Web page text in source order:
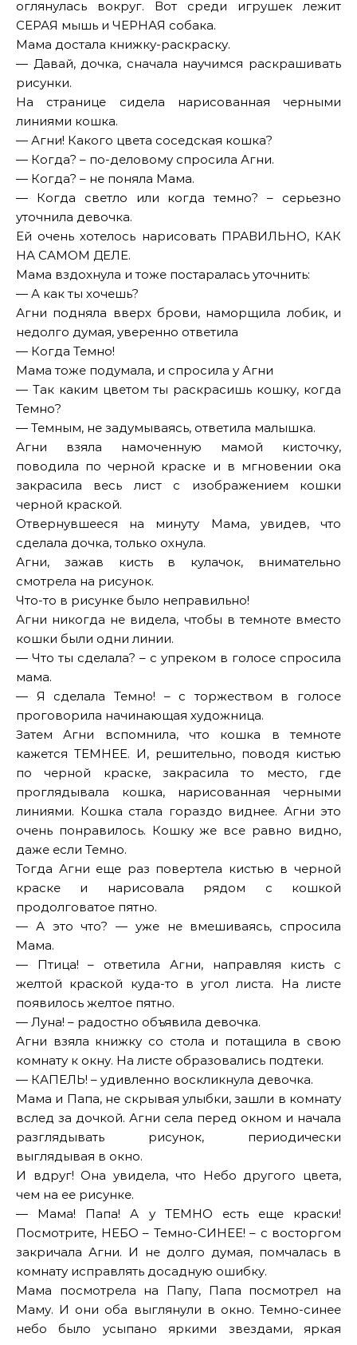
оглянулась вокруг. Вот среди игрушек лежит
СЕРАЯ мышь и ЧЕРНАЯ собака.
Мама достала книжку-раскраску.
— Давай, дочка, сначала научимся раскрашивать
рисунки.
На странице сидела нарисованная черными
линиями кошка.
— Агни! Какого цвета соседская кошка?
— Когда? – по-деловому спросила Агни.
— Когда? – не поняла Мама.
— Когда светло или когда темно? – серьезно
уточнила девочка.
Ей очень хотелось нарисовать ПРАВИЛЬНО, КАК
НА САМОМ ДЕЛЕ.
Мама вздохнула и тоже постаралась уточнить:
— А как ты хочешь?
Агни подняла вверх брови, наморщила лобик, и
недолго думая, уверенно ответила
— Когда Темно!
Мама тоже подумала, и спросила у Агни
— Так каким цветом ты раскрасишь кошку, когда
Темно?
— Темным, не задумываясь, ответила малышка.
Агни взяла намоченную мамой кисточку,
поводила по черной краске и в мгновении ока
закрасила весь лист с изображением кошки
черной краской.
Отвернувшееся на минуту Мама, увидев, что
сделала дочка, только охнула.
Агни, зажав кисть в кулачок, внимательно
смотрела на рисунок.
Что-то в рисунке было неправильно!
Агни никогда не видела, чтобы в темноте вместо
кошки были одни линии.
— Что ты сделала? – с упреком в голосе спросила
мама.
— Я сделала Темно! – с торжеством в голосе
проговорила начинающая художница.
Затем Агни вспомнила, что кошка в темноте
кажется ТЕМНЕЕ. И, решительно, поводя кистью
по черной краске, закрасила то место, где
проглядывала кошка, нарисованная черными
линиями. Кошка стала гораздо виднее. Агни это
очень понравилось. Кошку же все равно видно,
даже если Темно.
Тогда Агни еще раз повертела кистью в черной
краске и нарисовала рядом с кошкой
продолговатое пятно.
— А это что? — уже не вмешиваясь, спросила
Мама.
— Птица! – ответила Агни, направляя кисть с
желтой краской куда-то в угол листа. На листе
появилось желтое пятно.
— Луна! – радостно объявила девочка.
Агни взяла книжку со стола и потащила в свою
комнату к окну. На листе образовались подтеки.
— КАПЕЛЬ! – удивленно воскликнула девочка.
Мама и Папа, не скрывая улыбки, зашли в комнату
вслед за дочкой. Агни села перед окном и начала
разглядывать рисунок, периодически
выглядывая в окно.
И вдруг! Она увидела, что Небо другого цвета,
чем на ее рисунке.
— Мама! Папа! А у ТЕМНО есть еще краски!
Посмотрите, НЕБО – Темно-СИНЕЕ! – с восторгом
закричала Агни. И не долго думая, помчалась в
комнату исправлять досадную ошибку.
Мама посмотрела на Папу, Папа посмотрел на
Маму. И они оба выглянули в окно. Темно-синее
небо было усыпано яркими звездами, яркая